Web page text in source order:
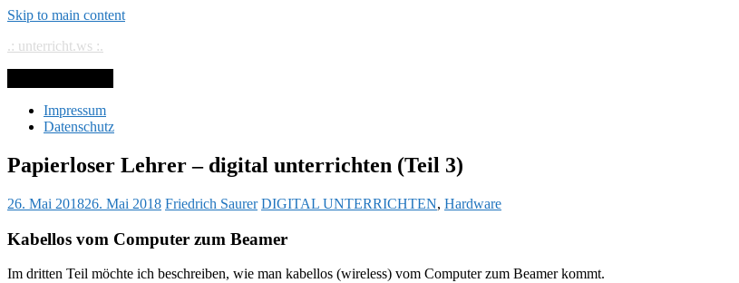
Skip to main content
.: unterricht.ws :.
Impressum
Datenschutz
Papierloser Lehrer – digital unterrichten (Teil 3)
26. Mai 201826. Mai 2018 Friedrich Saurer DIGITAL UNTERRICHTEN, Hardware
Kabellos vom Computer zum Beamer
Im dritten Teil möchte ich beschreiben, wie man kabellos (wireless) vom Computer zum Beamer kommt.